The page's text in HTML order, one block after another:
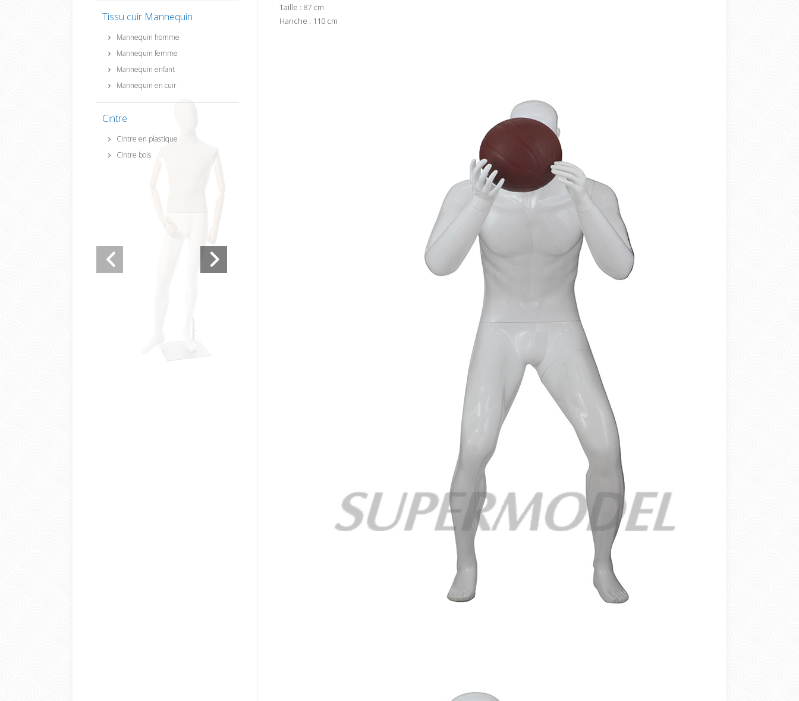
Tissu cuir Mannequin
Mannequin homme
Mannequin femme
Mannequin enfant
Mannequin en cuir
Cintre
Cintre en plastique
Cintre bois
Taille : 87 cm
Hanche : 110 cm